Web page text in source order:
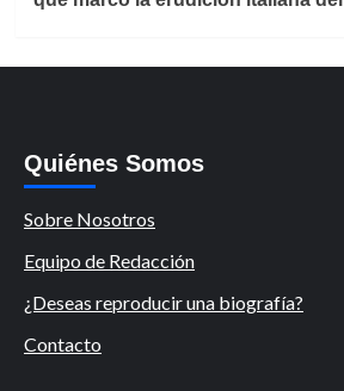
Quiénes Somos
Sobre Nosotros
Equipo de Redacción
¿Deseas reproducir una biografía?
Contacto